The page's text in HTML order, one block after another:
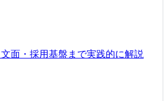
面・採用基盤まで実践的に解説